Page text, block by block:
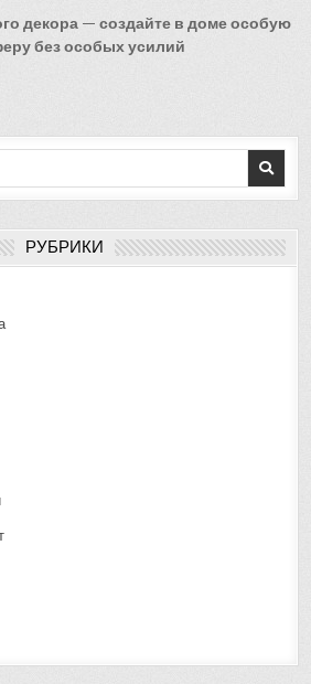
декора — создайте в доме особую
без особых усилий
РУБРИКИ